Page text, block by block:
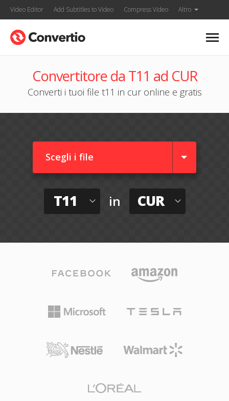
Video Editor Add Subtitles to Video Compress Video Altro
Convertitore da T11 ad CUR
Converti i tuoi file t11 in cur online e gratis
Scegli i file
T11 in CUR